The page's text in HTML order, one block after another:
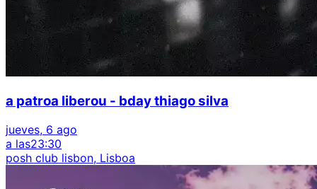
a patroa liberou - bday thiago silva
jueves, 6 ago
a las23:30
posh club lisbon, Lisboa